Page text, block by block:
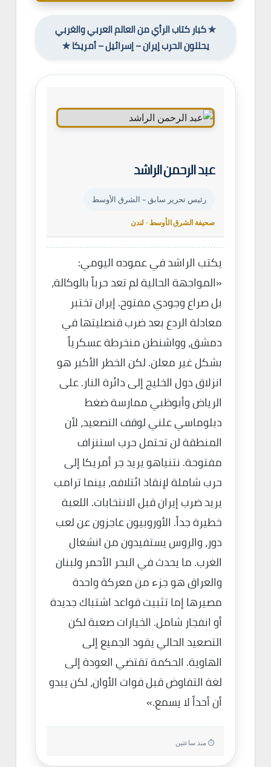
✯ كبار كتاب الرأي من العالم العربي والغربي
يحللون الحرب إيران – إسرائيل – أمريكا ✯
عبد الرحمن الراشد
رئيس تحرير سابق – الشرق الأوسط
صحيفة الشرق الأوسط · لندن
يكتب الراشد في عموده اليومي:
«المواجهة الحالية لم تعد حرباً بالوكالة،
بل صراع وجودي مفتوح. إيران تختبر
معادلة الردع بعد ضرب قنصليتها في
دمشق، وواشنطن منخرطة عسكرياً
بشكل غير معلن. لكن الخطر الأكبر هو
انزلاق دول الخليج إلى دائرة النار. على
الرياض وأبوظبي ممارسة ضغط
دبلوماسي علني لوقف التصعيد، لأن
المنطقة لن تحتمل حرب استنزاف
مفتوحة. نتنياهو يريد جر أمريكا إلى
حرب شاملة لإنقاذ ائتلافه، بينما ترامب
يريد ضرب إيران قبل الانتخابات. اللعبة
خطيرة جداً. الأوروبيون عاجزون عن لعب
دور، والروس يستفيدون من انشغال
الغرب. ما يحدث في البحر الأحمر ولبنان
والعراق هو جزء من معركة واحدة
مصيرها إما تثبيت قواعد اشتباك جديدة
أو انفجار شامل. الخيارات صعبة لكن
التصعيد الحالي يقود الجميع إلى
الهاوية. الحكمة تقتضي العودة إلى
لغة التفاوض قبل فوات الأوان، لكن يبدو
أن أحداً لا يسمع.»
⏱ منذ ساعتين